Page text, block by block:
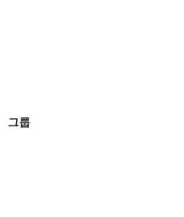
그룹